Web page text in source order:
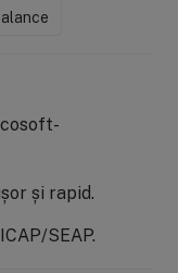
și rapid.
SEAP.